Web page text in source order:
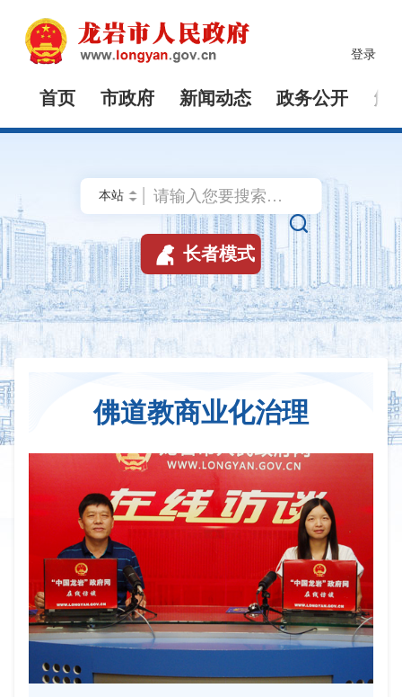
登录
首页 市政府 新闻动态 政务公开 解

 长者模式
佛道教商业化治理